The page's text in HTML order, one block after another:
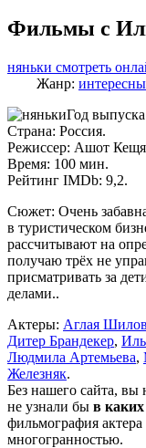
Фильмы с
няньки смотреть
Жанр:
Год
Страна: Россия.
Режиссер: Ашот
Время: 100 мин.
Рейтинг IMDb: 9,2.
Сюжет: Очень
в туристическом
рассчитывают на
получаю трёх не
присматривать за
делами..
Актеры: Аглая
Дитер Брандекер,
Людмила Артемьева,
Железняк.
Без нашего сайта, вы
не узнали бы в
фильмография
многогранностью.